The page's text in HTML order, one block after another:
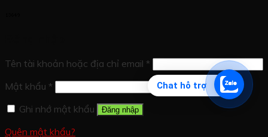
Chat hỗ trợ
Tên tài khoản hoặc địa chỉ email *
Mật khẩu *
Ghi nhớ mật khẩu
Đăng nhập
Quên mật khẩu?